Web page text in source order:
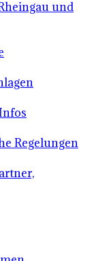
und
Regelungen